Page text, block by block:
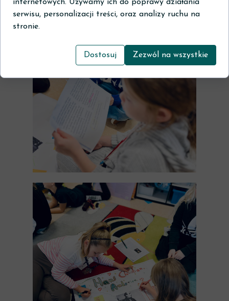
internetowych. Używamy ich do poprawy działania
serwisu, personalizacji treści, oraz analizy ruchu na
stronie.
Dostosuj Zezwól na wszystkie